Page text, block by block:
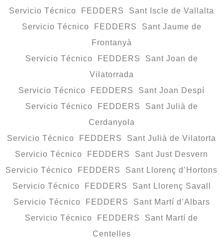
Servicio Técnico FEDDERS Sant Iscle de Vallalta
Servicio Técnico FEDDERS Sant Jaume de
Frontanyà
Servicio Técnico FEDDERS Sant Joan de
Vilatorrada
Servicio Técnico FEDDERS Sant Joan Despí
Servicio Técnico FEDDERS Sant Julià de
Cerdanyola
Servicio Técnico FEDDERS Sant Julià de Vilatorta
Servicio Técnico FEDDERS Sant Just Desvern
Servicio Técnico FEDDERS Sant Llorenç d’Hortons
Servicio Técnico FEDDERS Sant Llorenç Savall
Servicio Técnico FEDDERS Sant Martí d’Albars
Servicio Técnico FEDDERS Sant Martí de
Centelles